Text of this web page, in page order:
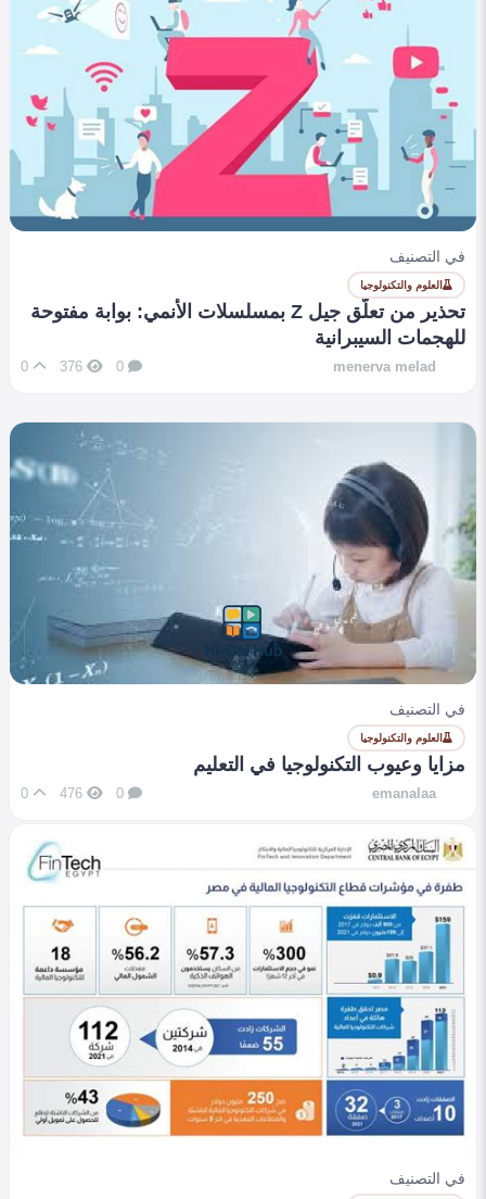
في التصنيف
العلوم والتكنولوجيا
تحذير من تعلّق جيل Z بمسلسلات الأنمي: بوابة مفتوحة
للهجمات السيبرانية
menerva melad
0
376
في التصنيف
العلوم والتكنولوجيا
مزايا وعيوب التكنولوجيا في التعليم
emanalaa
0
476
في التصنيف